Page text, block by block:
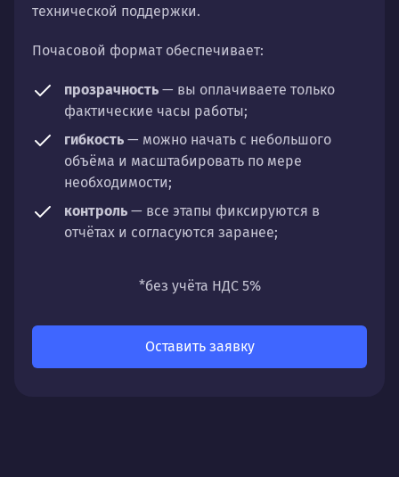
технической поддержки.
Почасовой формат обеспечивает:
прозрачность — вы оплачиваете только
фактические часы работы;
гибкость — можно начать с небольшого
объёма и масштабировать по мере
необходимости;
контроль — все этапы фиксируются в
отчётах и согласуются заранее;
направлений: стратегии, настройки,
*без учёта НДС 5%
Оставить заявку